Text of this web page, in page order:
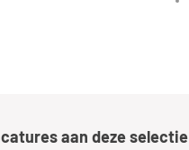
aan deze selectie